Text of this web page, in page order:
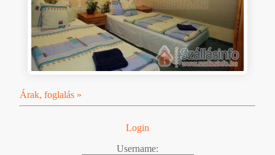
Árak, foglalás »
Login
Username: